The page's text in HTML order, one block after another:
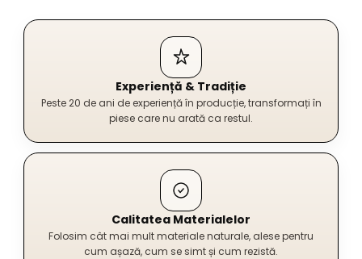
Experiență & Tradiție
Peste 20 de ani de experiență în producție, transformați în
piese care nu arată ca restul.
Calitatea Materialelor
Folosim cât mai mult materiale naturale, alese pentru
cum așază, cum se simt și cum rezistă.